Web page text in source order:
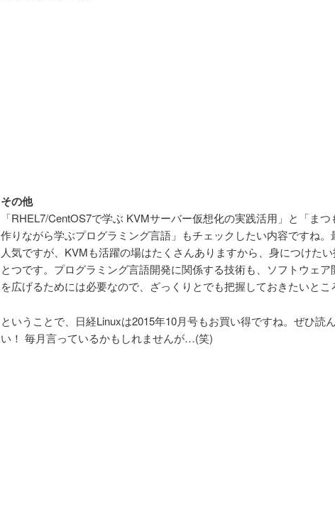
その他
「RHEL7/CentOS7で学ぶ KVMサーバー仮想化の実践活用」と「ま
作りながら学ぶプログラミング言語」もチェックしたい内容ですね
人気ですが、KVMも活躍の場はたくさんありますから、身につけた
とつです。プログラミング言語開発に関係する技術も、ソフトウェア
を広げるためには必要なので、ざっくりとでも把握しておきたいとこ
ということで、日経Linuxは2015年10月号もお買い得ですね。ぜひ読
い！ 毎月言っているかもしれませんが…(笑)